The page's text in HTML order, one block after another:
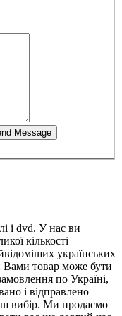
і dvd. У нас ви
кількості
українських
Вами товар може бути
по Україні,
і відправлено
Ми продаємо